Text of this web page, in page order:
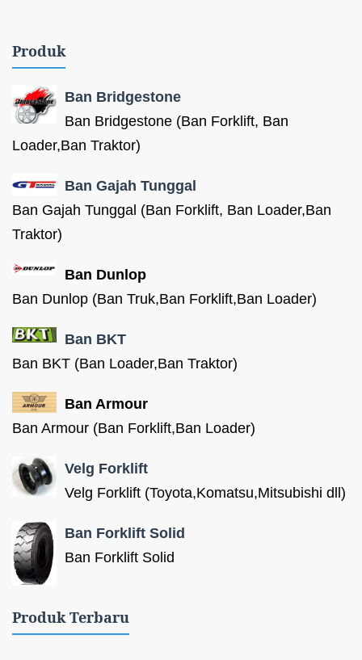
Produk
Ban Bridgestone
Ban Bridgestone (Ban Forklift, Ban
Loader,Ban Traktor)
Ban Gajah Tunggal
Ban Gajah Tunggal (Ban Forklift, Ban Loader,Ban
Traktor)
Ban Dunlop
Ban Dunlop (Ban Truk,Ban Forklift,Ban Loader)
Ban BKT
Ban BKT (Ban Loader,Ban Traktor)
Ban Armour
Ban Armour (Ban Forklift,Ban Loader)
Velg Forklift
Velg Forklift (Toyota,Komatsu,Mitsubishi dll)
Ban Forklift Solid
Ban Forklift Solid
Produk Terbaru